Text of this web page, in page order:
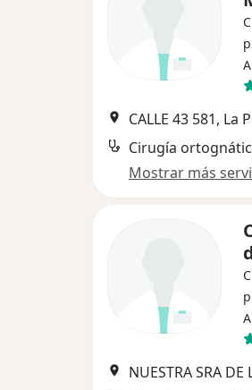
CALLE 43 581, La
Cirugía
Mostrar más